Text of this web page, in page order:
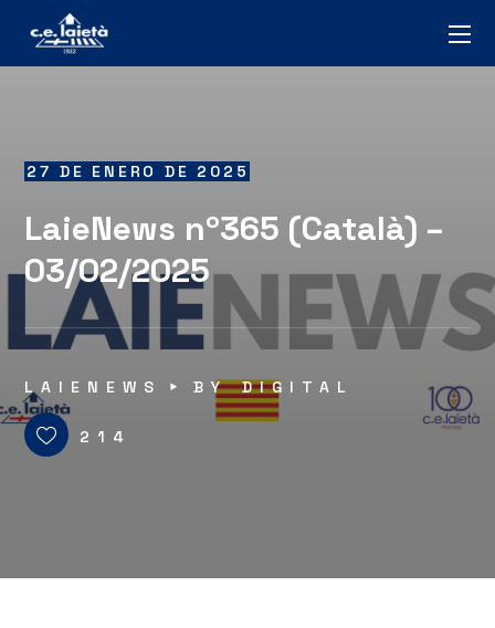
27 DE ENERO DE 2025
LaieNews nº365 (Català) –
03/02/2025
LAIENEWS BYDIGITAL
214